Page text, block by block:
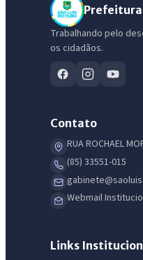
Prefeitura
Trabalhando pelo
os cidadãos.
Contato
RUA ROCHAEL
(85) 33551-015
Webmail
Links